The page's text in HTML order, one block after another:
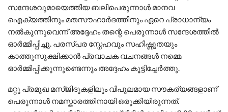
സന്ദേശവുമായെത്തിയ ബലിപെരുന്നാൾ മാനവ
ഐക്യത്തിനും മതസൗഹാർദത്തിനും ഏറെ പ്രാധാന്യം
നൽകുന്നുവെന്ന് അദ്ദേഹം തന്റെ പെരുന്നാൾ സന്ദേശത്തിൽ
ഓർമ്മിപ്പിച്ചു. പരസ്പര സ്നേഹവും സഹിഷ്ണുതയും
കാത്തുസൂക്ഷിക്കാൻ പ്രവാചക വചനങ്ങൾ നമ്മെ
ഓർമ്മിപ്പിക്കുന്നുണ്ടെന്നും അദ്ദേഹം കൂട്ടിച്ചേർത്തു.
മറ്റു പ്രമുഖ മസ്ജിദുകളിലും വിപുലമായ സൗകര്യങ്ങളാണ്
പെരുന്നാൾ നമസ്കാരത്തിനായി ഒരുക്കിയിരുന്നത്.